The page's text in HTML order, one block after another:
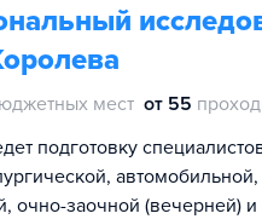
мест от 55
подготовку
очно-заочной (вечерней)